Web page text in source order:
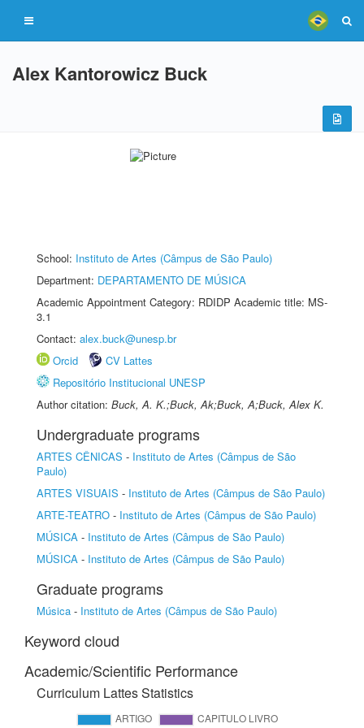
Alex Kantorowicz Buck
School: Instituto de Artes (Câmpus de São Paulo)
Department: DEPARTAMENTO DE MÚSICA
Academic Appointment Category: RDIDP Academic title: MS-
3.1
Contact: alex.buck@unesp.br
Orcid
CV Lattes
Repositório Institucional UNESP
Author citation: Buck, A. K.;Buck, Ak;Buck, A;Buck, Alex K.
Undergraduate programs
ARTES CÊNICAS - Instituto de Artes (Câmpus de São
Paulo)
ARTES VISUAIS - Instituto de Artes (Câmpus de São Paulo)
ARTE-TEATRO - Instituto de Artes (Câmpus de São Paulo)
MÚSICA - Instituto de Artes (Câmpus de São Paulo)
MÚSICA - Instituto de Artes (Câmpus de São Paulo)
Graduate programs
Música - Instituto de Artes (Câmpus de São Paulo)
Keyword cloud
Academic/Scientific Performance
Curriculum Lattes Statistics